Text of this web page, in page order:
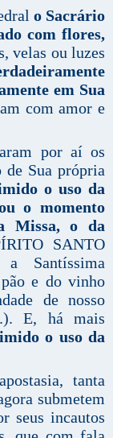
o Sacrário
com flores,
velas ou luzes
em Sua
com amor e
por aí os
de Sua própria
o uso da
o momento
Missa, o da
SANTO
Santíssima
pão e do vinho
de nosso
E, há mais
o uso da
tanta
submetem
seus incautos